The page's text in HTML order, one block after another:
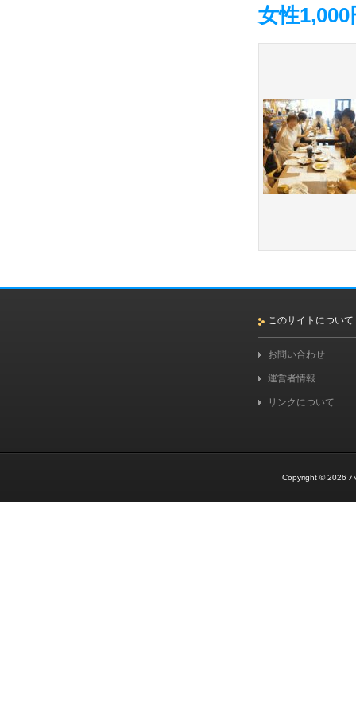
女性
このサイトについて
お問い合わせ
運営者情報
リンクについて
Copyright © 2026